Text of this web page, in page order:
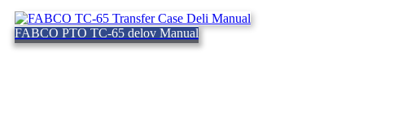
FABCO PTO TC-65 delov Manual